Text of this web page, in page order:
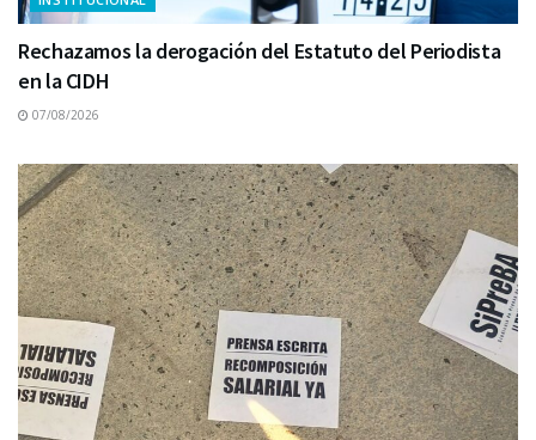
Rechazamos la derogación del Estatuto del Periodista
en la CIDH
07/08/2026